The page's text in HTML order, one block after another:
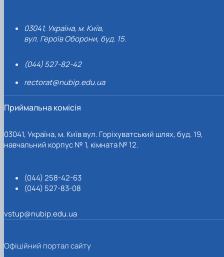
03041, Україна, м. Київ,
вул. Героїв Оборони, буд. 15.
(044) 527-82-42
rectorat@nubip.edu.ua
Приймальна комісія
03041, Україна, м. Київ вул. Горіхуватський шлях, буд. 19,
навчальний корпус № 1, кімната № 12.
(044) 258-42-63
(044) 527-83-08
vstup@nubip.edu.ua
Офіційний портал сайту